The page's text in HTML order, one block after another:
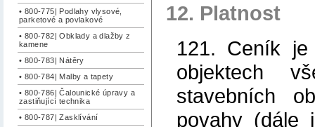
• 800-775| Podlahy vlysové,
parketové a povlakové
• 800-782| Obklady a dlažby z
kamene
• 800-783| Nátěry
• 800-784| Malby a tapety
• 800-786| Čalounické úpravy a
zastiňující technika
• 800-787| Zasklívání
12. Platnost
121. Ceník
objektech
stavebních
povahy (dále